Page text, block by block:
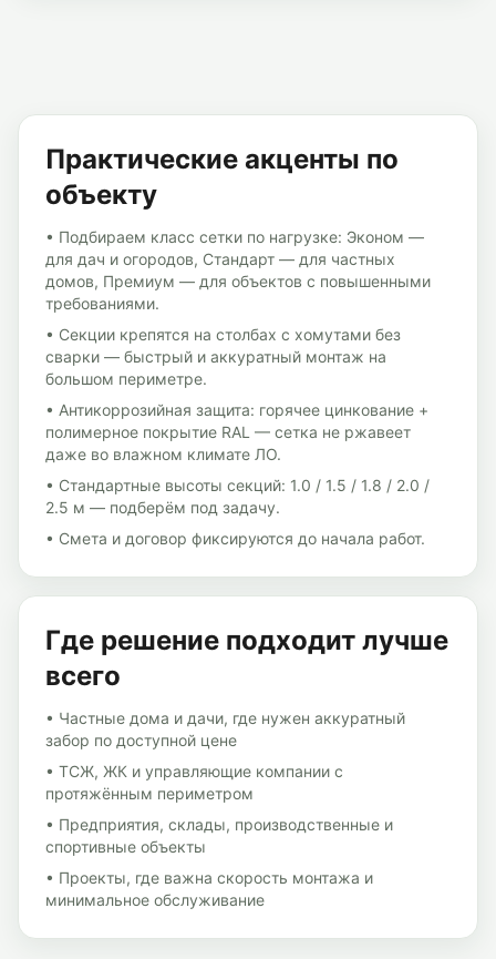
Практические акценты по
объекту
• Подбираем класс сетки по нагрузке: Эконом —
для дач и огородов, Стандарт — для частных
домов, Премиум — для объектов с повышенными
требованиями.
• Секции крепятся на столбах с хомутами без
сварки — быстрый и аккуратный монтаж на
большом периметре.
• Антикоррозийная защита: горячее цинкование +
полимерное покрытие RAL — сетка не ржавеет
даже во влажном климате ЛО.
• Стандартные высоты секций: 1.0 / 1.5 / 1.8 / 2.0 /
2.5 м — подберём под задачу.
• Смета и договор фиксируются до начала работ.
Где решение подходит лучше
всего
• Частные дома и дачи, где нужен аккуратный
забор по доступной цене
• ТСЖ, ЖК и управляющие компании с
протяжённым периметром
• Предприятия, склады, производственные и
спортивные объекты
• Проекты, где важна скорость монтажа и
минимальное обслуживание